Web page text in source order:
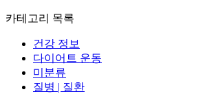
카테고리 목록
건강 정보
다이어트 운동
미분류
질병 | 질환